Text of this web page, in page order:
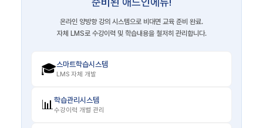
온라인 양방향 강의 시스템으로 비대면 교육 준비 완료.
자체 LMS로 수강이력 및 학습내용을 철저히 관리합니다.
🎓스마트학습시스템
LMS 자체 개발
📊 학습관리시스템
수강이력 개별 관리